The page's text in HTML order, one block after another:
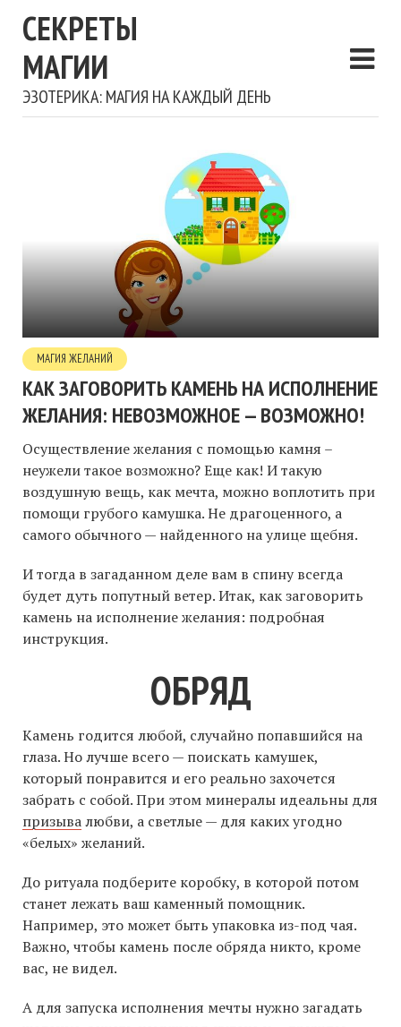
СЕКРЕТЫ
МАГИИ
ЭЗОТЕРИКА: МАГИЯ НА КАЖДЫЙ ДЕНЬ
МАГИЯ ЖЕЛАНИЙ
КАК ЗАГОВОРИТЬ КАМЕНЬ НА ИСПОЛНЕНИЕ
ЖЕЛАНИЯ: НЕВОЗМОЖНОЕ — ВОЗМОЖНО!
Осуществление желания с помощью камня –
неужели такое возможно? Еще как! И такую
воздушную вещь, как мечта, можно воплотить при
помощи грубого камушка. Не драгоценного, а
самого обычного — найденного на улице щебня.
И тогда в загаданном деле вам в спину всегда
будет дуть попутный ветер. Итак, как заговорить
камень на исполнение желания: подробная
инструкция.
ОБРЯД
Камень годится любой, случайно попавшийся на
глаза. Но лучше всего — поискать камушек,
который понравится и его реально захочется
забрать с собой. При этом минералы идеальны для
призывалюбви, а светлые — для каких угодно
«белых» желаний.
До ритуала подберите коробку, в которой потом
станет лежать ваш каменный помощник.
Например, это может быть упаковка из-под чая.
Важно, чтобы камень после обряда никто, кроме
вас, не видел.
А для запуска исполнения мечты нужно загадать